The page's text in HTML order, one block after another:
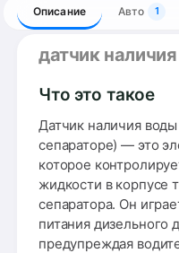
Описание Авто 1
датчик
Что это такое
Датчик наличия
сепараторе) — это
которое
жидкости в корпусе
сепаратора. Он
питания дизельного
предупреждая